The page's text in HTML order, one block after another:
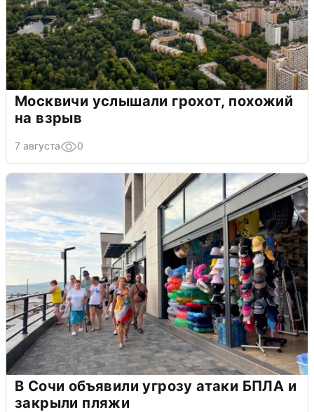
Москвичи услышали грохот, похожий
на взрыв
7 августа 0
В Сочи объявили угрозу атаки БПЛА и
закрыли пляжи